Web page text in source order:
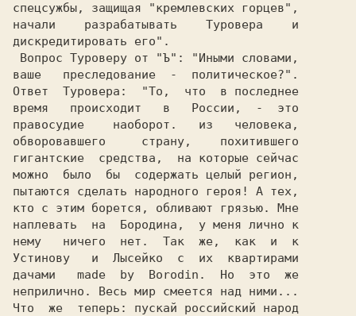
спецсужбы, защищая "кремлевских горцев",
начали    разрабатывать    Туровера    и
дискредитировать его".
ваше   преследование  -  политическое?".
Ответ  Туровера:  "То,  что  в последнее
время   происходит   в   России,  -  это
правосудие    наоборот.   из   человека,
обворовавшего     страну,    похитившего
гигантские  средства,  на которые сейчас
можно  было  бы  содержать целый регион,
пытаются сделать народного героя! А тех,
кто с этим борется, обливают грязью. Мне
нему   ничего  нет.  Так  же,  как  и  к
Устинову   и  Лысейко  с  их  квартирами
дачами   made  by  Borodin.  Но  это  же
неприлично. Весь мир смеется над ними...
Что  же  теперь: пускай российский народ